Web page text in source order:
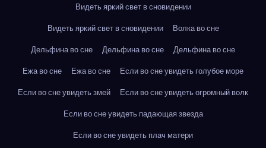
Видеть яркий свет в сновидении
Видеть яркий свет в сновидении
Волка во сне
Дельфина во сне
Дельфина во сне
Дельфина во сне
Ежа во сне
Ежа во сне
Если во сне увидеть голубое море
Если во сне увидеть змей
Если во сне увидеть огромный волк
Если во сне увидеть падающая звезда
Если во сне увидеть плач матери